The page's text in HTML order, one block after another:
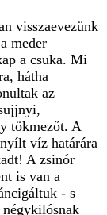
visszaevezünk
meder
a csuka. Mi
hátha
az
tökmezőt. A
víz határára
A zsinór
is van a
- s